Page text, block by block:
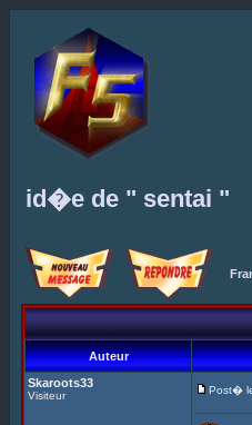
id�e de " sentai "
Auteur
Skaroots33
Visiteur Post�